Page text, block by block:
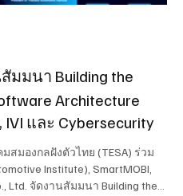
มมนา Building the
Architecture
IVI และ Cybersecurity
สมองกลฝังตัวไทย (TESA) ร่วม
Institute), SmartMOBI,
Ltd. จัดงานสัมมนา Building the